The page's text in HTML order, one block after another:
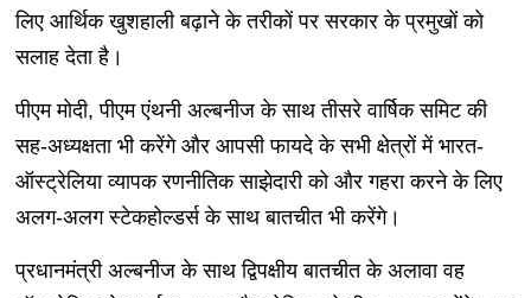
लिए आर्थिक खुशहाली बढ़ाने के तरीकों पर सरकार के प्रमुखों को
सलाह देता है।
पीएम मोदी, पीएम एंथनी अल्बनीज के साथ तीसरे वार्षिक समिट की
सह-अध्यक्षता भी करेंगे और आपसी फायदे के सभी क्षेत्रों में भारत-
ऑस्ट्रेलिया व्यापक रणनीतिक साझेदारी को और गहरा करने के लिए
अलग-अलग स्टेकहोल्डर्स के साथ बातचीत भी करेंगे।
प्रधानमंत्री अल्बनीज के साथ द्विपक्षीय बातचीत के अलावा वह